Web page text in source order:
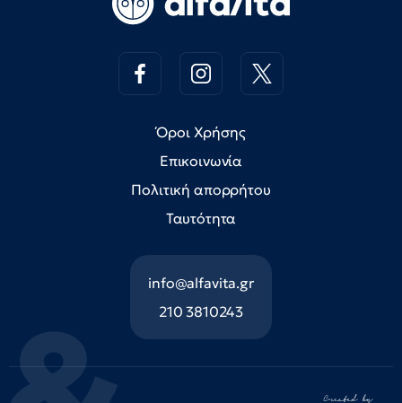
Όροι Χρήσης
Επικοινωνία
Πολιτική απορρήτου
Ταυτότητα
info@alfavita.gr
210 3810243